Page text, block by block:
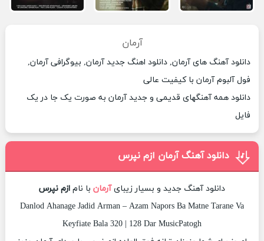
آرمان
دانلود آهنگ های آرمان, دانلود اهنگ جدید آرمان, بیوگرافی آرمان,
فول آلبوم آرمان با کیفیت عالی
دانلود همه آهنگهای قدیمی و جدید آرمان به صورت یک جا در یک
فایل
دانلود آهنگ آرمان ازم نپرس
دانلود آهنگ جدید و بسیار زیبایآرمان با نام ازم نپرس
Danlod Ahanage Jadid Arman – Azam Napors Ba Matne Tarane Va
Keyfiate Bala 320 | 128 Dar MusicPatogh